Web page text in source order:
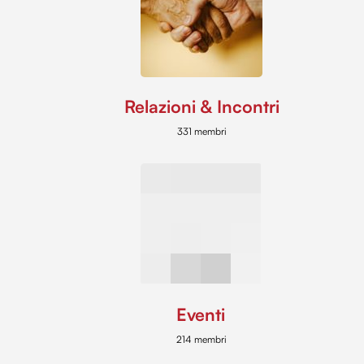
Relazioni & Incontri
331 membri
Eventi
214 membri